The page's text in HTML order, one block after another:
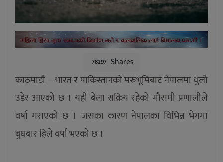
78297 Shares
काठमाडौं – भारत र पाकिस्तानको मरुभूमिबाट नेपालमा धुलो
उडेर आएको छ । यही बेला सक्रिय रहेको मौसमी प्रणालीले
वर्षा गराएको छ । जसका कारण नेपालका विभिन्न भेगमा
बुधबार हिले वर्षा भएको छ ।